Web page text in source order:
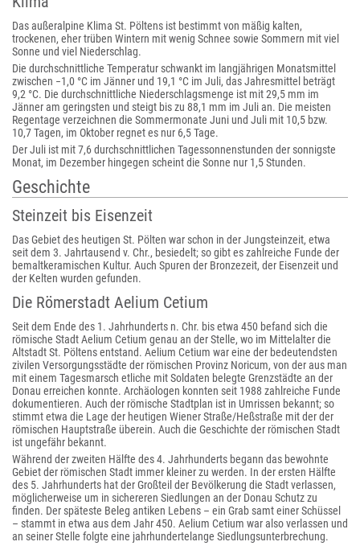
Das außeralpine Klima St. Pöltens ist bestimmt von mäßig kalten,
trockenen, eher trüben Wintern mit wenig Schnee sowie Sommern mit viel
Sonne und viel Niederschlag.
Die durchschnittliche Temperatur schwankt im langjährigen Monatsmittel
zwischen −1,0 °C im Jänner und 19,1 °C im Juli, das Jahresmittel beträgt
9,2 °C. Die durchschnittliche Niederschlagsmenge ist mit 29,5 mm im
Jänner am geringsten und steigt bis zu 88,1 mm im Juli an. Die meisten
Regentage verzeichnen die Sommermonate Juni und Juli mit 10,5 bzw.
10,7 Tagen, im Oktober regnet es nur 6,5 Tage.
Der Juli ist mit 7,6 durchschnittlichen Tagessonnenstunden der sonnigste
Monat, im Dezember hingegen scheint die Sonne nur 1,5 Stunden.
Geschichte
Steinzeit bis Eisenzeit
Das Gebiet des heutigen St. Pölten war schon in der Jungsteinzeit, etwa
seit dem 3. Jahrtausend v. Chr., besiedelt; so gibt es zahlreiche Funde der
bemaltkeramischen Kultur. Auch Spuren der Bronzezeit, der Eisenzeit und
der Kelten wurden gefunden.
Die Römerstadt Aelium Cetium
Seit dem Ende des 1. Jahrhunderts n. Chr. bis etwa 450 befand sich die
römische Stadt Aelium Cetium genau an der Stelle, wo im Mittelalter die
Altstadt St. Pöltens entstand. Aelium Cetium war eine der bedeutendsten
zivilen Versorgungsstädte der römischen Provinz Noricum, von der aus man
mit einem Tagesmarsch etliche mit Soldaten belegte Grenzstädte an der
Donau erreichen konnte. Archäologen konnten seit 1988 zahlreiche Funde
dokumentieren. Auch der römische Stadtplan ist in Umrissen bekannt; so
stimmt etwa die Lage der heutigen Wiener Straße/Heßstraße mit der der
römischen Hauptstraße überein. Auch die Geschichte der römischen Stadt
ist ungefähr bekannt.
Während der zweiten Hälfte des 4. Jahrhunderts begann das bewohnte
Gebiet der römischen Stadt immer kleiner zu werden. In der ersten Hälfte
des 5. Jahrhunderts hat der Großteil der Bevölkerung die Stadt verlassen,
möglicherweise um in sichereren Siedlungen an der Donau Schutz zu
finden. Der späteste Beleg antiken Lebens – ein Grab samt einer Schüssel
– stammt in etwa aus dem Jahr 450. Aelium Cetium war also verlassen und
an seiner Stelle folgte eine jahrhundertelange Siedlungsunterbrechung.